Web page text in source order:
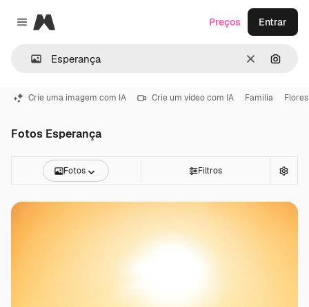
Close menu
Magnific
Limpar
Preços Entrar
Crie uma imagem com IA Crie um vídeo com IA Familia Flores
Fotos Esperança
Fotos Filtros